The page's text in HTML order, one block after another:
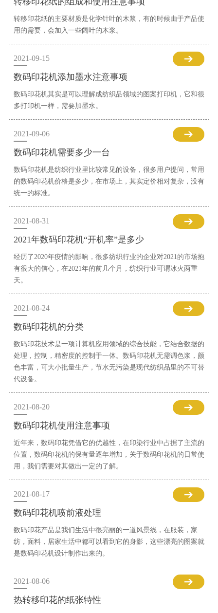
转移印花纸的主要材质是化学针叶的木浆，有的时候由于产品使
用的需要，会加入一些阔叶的木浆。
2021-09-15
数码印花机添加墨水注意事项
数码印花机其实是可以理解成纺织品领域的图案打印机，它和很
多打印机一样，需要加墨水。
2021-09-06
数码印花机需要多少一台
数码印花机是纺织行业里比较常见的设备，很多用户提问，常用
的数码印花机价格是多少，在市场上，其实定价相对复杂，没有
统一的标准。
2021-08-31
2021年数码印花机“开机率”是多少
经历了2020年疫情的影响，很多纺织行业的企业对2021的市场抱
有很大的信心，在2021年的前几个月，纺织行业可谓冰火两重
天。
2021-08-24
数码印花机的分类
数码印花技术是一项计算机应用领域的综合技能，它结合数据的
处理，控制，精密度的控制于一体。数码印花机无需调色浆，颜
色丰富，可大小批量生产，节水无污染是现代纺织品里的不可替
代设备。
2021-08-20
数码印花机使用注意事项
近年来，数码印花凭借它的优越性，在印染行业中占据了主流的
位置，数码印花机的保有量逐年增加，关于数码印花机的日常使
用，我们需要对其做出一定的了解。
2021-08-17
数码印花机喷前液处理
数码印花产品是我们生活中很亮丽的一道风景线，在服装，家
纺，面料，居家生活中都可以看到它的身影，这些漂亮的图案就
是数码印花机设计制作出来的。
2021-08-06
热转移印花的纸张特性